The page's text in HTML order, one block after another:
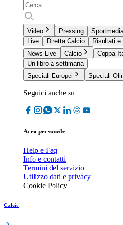
Video Pressing
Live
Diretta Calcio
Risultati e
News Live
Calcio Coppa
Un libro a settimana
Speciali Europei
Speciali
Seguici anche su
Area personale
Help e Faq
Info e contatti
Termini del servizio
Utilizzo dati e privacy
Cookie Policy
Calcio